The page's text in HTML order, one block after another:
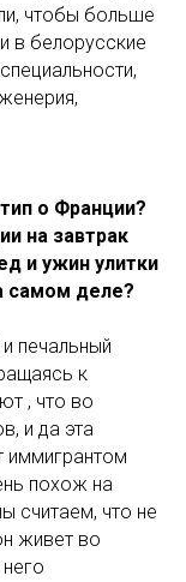
чтобы больше
в белорусские
о Франции?
на завтрак
и ужин улитки
самом деле?
печальный
к
, что во
и да эта
иммигрантом
похож на
считаем, что не
живет во